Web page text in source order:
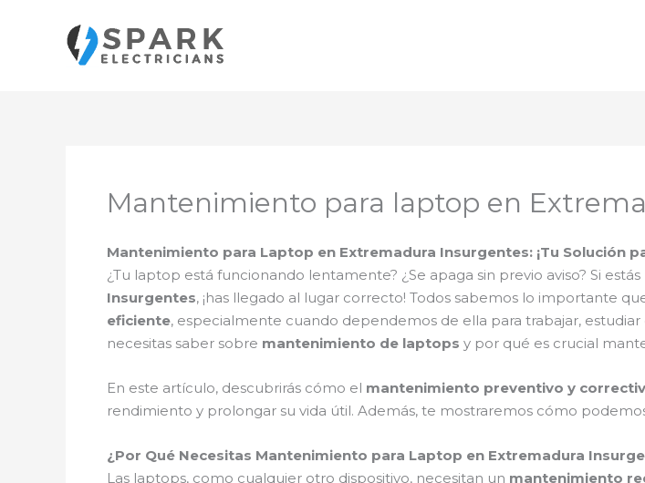
contenido
Mantenimiento para laptop en
Mantenimiento para Laptop en Extremadura Insurgentes: ¡Tu Solución
¿Tu laptop está funcionando lentamente? ¿Se apaga sin previo aviso? Si
Insurgentes, ¡has llegado al lugar correcto! Todos sabemos lo importante
eficiente, especialmente cuando dependemos de ella para trabajar,
necesitas saber sobre mantenimiento de laptops y por qué es crucial
En este artículo, descubrirás cómo el mantenimiento preventivo y
rendimiento y prolongar su vida útil. Además, te mostraremos cómo
¿Por Qué Necesitas Mantenimiento para Laptop en Extremadura
Las laptops, como cualquier otro dispositivo, necesitan un mantenimiento